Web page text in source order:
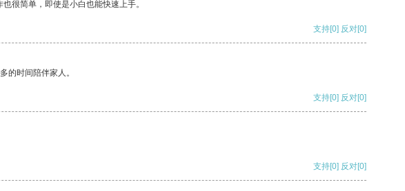
很简单，即使是小白也能快速上手。
支持[0] 反对[0]
的时间陪伴家人。
支持[0] 反对[0]
支持[0] 反对[0]